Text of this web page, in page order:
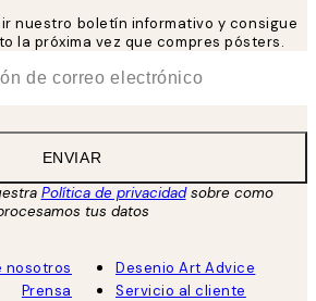
nuestro boletín informativo y consigue
la próxima vez que compres pósters.
ENVIAR
Política de privacidadsobre como
tus datos
nosotros
Prensa
Desenio Art Advice
Servicio al cliente